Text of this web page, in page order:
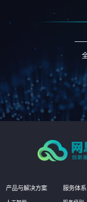
——
产品与解决方案 服务体系